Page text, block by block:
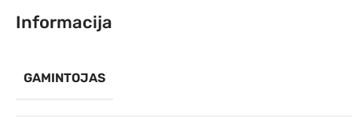
Informacija
GAMINTOJAS